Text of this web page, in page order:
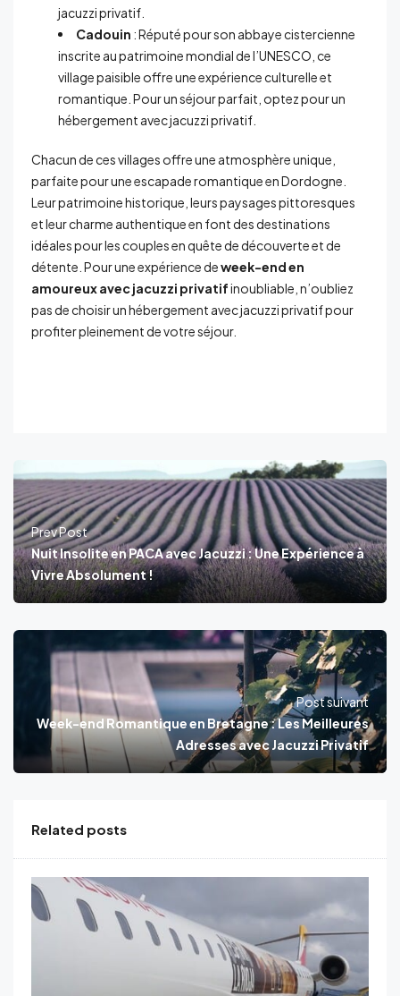
jacuzzi privatif.
Cadouin : Réputé pour son abbaye cistercienne
inscrite au patrimoine mondial de l’UNESCO, ce
village paisible offre une expérience culturelle et
romantique. Pour un séjour parfait, optez pour un
hébergement avec jacuzzi privatif.
Chacun de ces villages offre une atmosphère unique,
parfaite pour une escapade romantique en Dordogne.
Leur patrimoine historique, leurs paysages pittoresques
et leur charme authentique en font des destinations
idéales pour les couples en quête de découverte et de
détente. Pour une expérience deweek-end en
amoureux avec jacuzzi privatifinoubliable, n’oubliez
pas de choisir un hébergement avec jacuzzi privatif pour
profiter pleinement de votre séjour.
Prev Post
Nuit Insolite en PACA avec Jacuzzi : Une Expérience à
Vivre Absolument !
Post suivant
Week-end Romantique en Bretagne : Les Meilleures
Adresses avec Jacuzzi Privatif
Related posts